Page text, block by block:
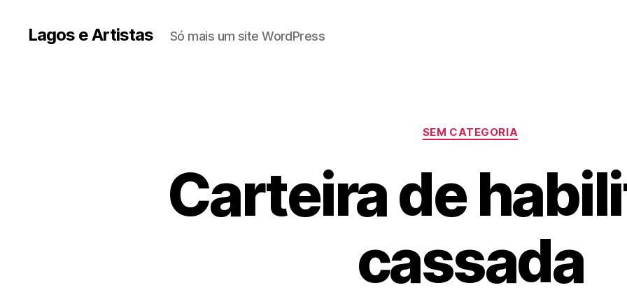
Lagos e Artistas Só mais um site WordPress
Categorias
SEM CATEGORIA
Carteira de
cassada